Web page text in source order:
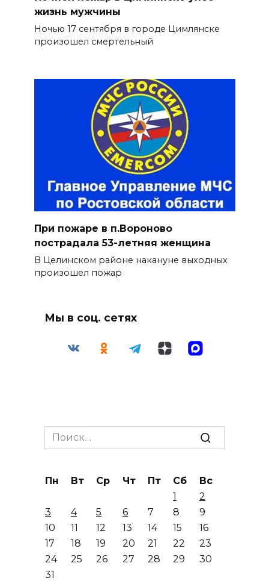
жизнь мужчины
Ночью 17 сентября в городе Цимлянске
произошел смертельный
При пожаре в п.Вороново
пострадала 53-летняя женщина
В Целинском районе накануне выходных
произошел пожар
Мы в соц. сетях
Search
for:
Пн Вт Ср Чт Пт Сб
Вс
1
2
3
4 5 6 7 8
9
10
11 12 13 14 15
16
17
18 19 20 21 22
23
24
25 26 27 28 29
30
31